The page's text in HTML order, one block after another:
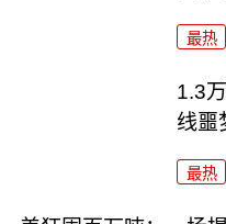
最热
1.3
线噩
最热